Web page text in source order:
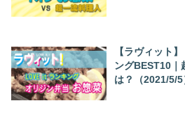
【ラヴィット
ングBEST10｜
は？（2021/5/5